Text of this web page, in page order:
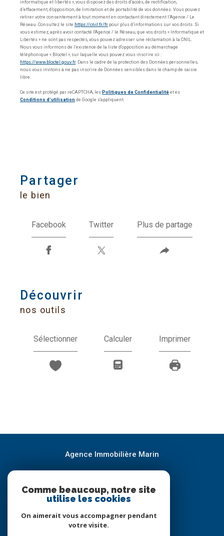
informatique et libertés », vous disposez des droits d’accès, de rectification,
d’effacement, d’opposition, de limitation et de portabilité de vos données. Vous pouvez
retirer votre consentement à tout moment en contactant directement l’Agence / Le
Réseau. Consultez le site https://cnil.fr/fr pour plus d’informations sur vos droits. Si
vous estimez, après avoir contacté l'Agence / le Réseau, que vos droits « Informatique et
Libertés » ne sont pas respectés, vous pouvez adresser une réclamation à la CNIL.
Nous vous informons de l’existence de la liste d'opposition au démarchage
téléphonique « Bloctel », sur laquelle vous pouvez vous inscrire ici :
https://www.bloctel.gouv.fr. Dans le cadre de la protection des Données personnelles,
nous vous invitons à ne pas inscrire de Données sensibles dans le champ de saisie
libre.
Ce site est protégé par reCAPTCHA, les Politiques de Confidentialité et es
Conditions d'utilisation de Google s'appliquent.
partager
le bien
Facebook Twitter Plus de partage
découvrir
nos outils
Sélectionner Calculer Imprimer
Agence Immobilière Marin
geoffroy@immobilier-marin.com
37 RUE CLEMENCEAU
CASTELNAU-MONTRATIER
Comme beaucoup, notre site
utilise les cookies
On aimerait vous accompagner pendant
votre visite.